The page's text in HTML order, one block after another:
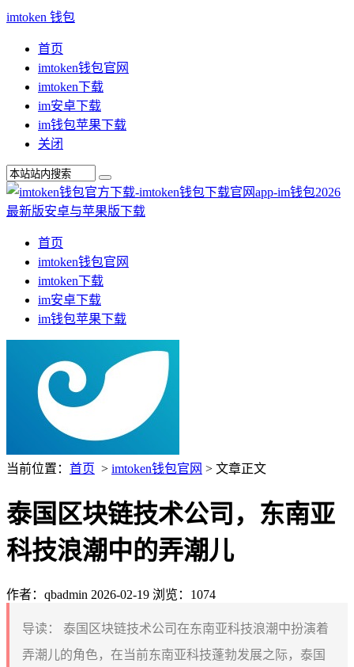
imtoken 钱包
首页
imtoken钱包官网
imtoken下载
im安卓下载
im钱包苹果下载
关闭
首页
imtoken钱包官网
imtoken下载
im安卓下载
im钱包苹果下载
当前位置： 首页 > imtoken钱包官网 > 文章正文
泰国区块链技术公司，东南亚
科技浪潮中的弄潮儿
作者：qbadmin 2026-02-19 浏览：1074
导读：
泰国区块链技术公司在东南亚科技浪潮中扮演着
弄潮儿的角色，在当前东南亚科技蓬勃发展之际，泰国